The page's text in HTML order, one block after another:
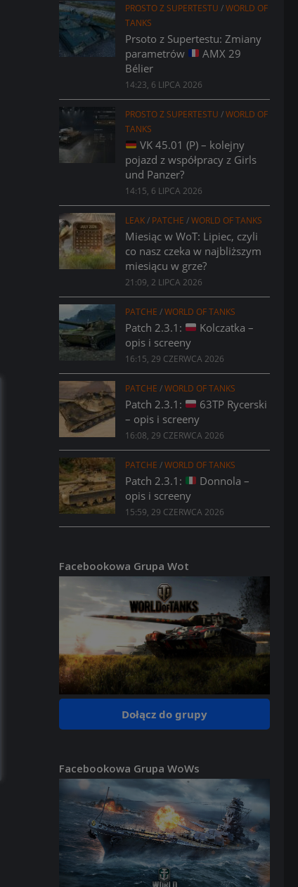
PROSTO Z SUPERTESTU /WORLD OF
TANKS
Prsoto z Supertestu: Zmiany
parametrów
AMX 29
Bélier
14:23, 6 LIPCA 2026
PROSTO Z SUPERTESTU /WORLD OF
TANKS
VK 45.01 (P) – kolejny
pojazd z współpracy z Girls
und Panzer?
14:15, 6 LIPCA 2026
LEAK/ PATCHE /WORLD OF TANKS
Miesiąc w WoT: Lipiec, czyli
co nasz czeka w najbliższym
miesiącu w grze?
21:09, 2 LIPCA 2026
PATCHE /WORLD OF TANKS
Patch 2.3.1:
Kolczatka –
opis i screeny
16:15, 29 CZERWCA 2026
PATCHE /WORLD OF TANKS
Patch 2.3.1:
63TP Rycerski
– opis i screeny
16:08, 29 CZERWCA 2026
PATCHE /WORLD OF TANKS
Patch 2.3.1:
Donnola –
opis i screeny
15:59, 29 CZERWCA 2026
Facebookowa Grupa Wot
Dołącz do grupy
Facebookowa Grupa WoWs